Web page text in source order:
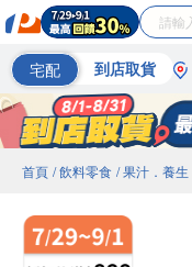
宅配 到店取貨
首頁 / 飲料零食 / 果汁．養生